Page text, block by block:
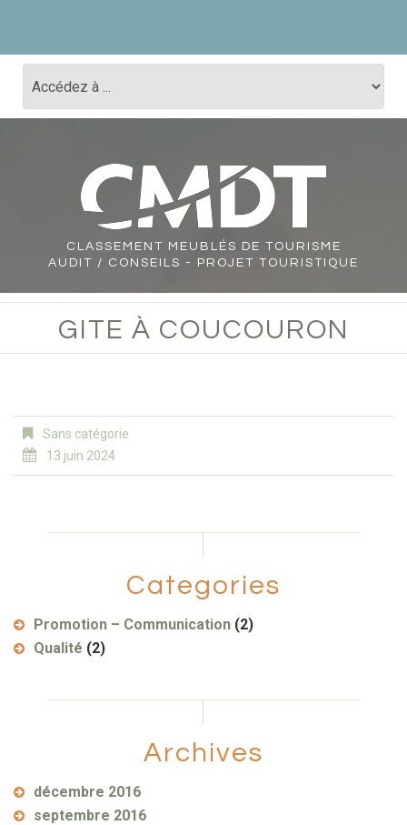
CLASSEMENT
MEUBLÉS DE TOURISME
AUDIT / CONSEILS - PROJET TOURISTIQUE
GITE À COUCOURON
Sans catégorie
13 juin 2024
Categories
Promotion – Communication (2)
Qualité (2)
Archives
décembre 2016
septembre 2016